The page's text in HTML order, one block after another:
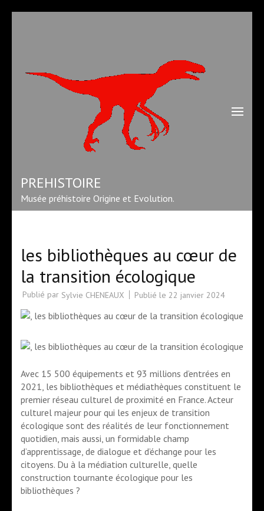
Entrée)
PREHISTOIRE
Musée préhistoire Origine et Evolution.
les bibliothèques au cœur de
la transition écologique
Publié par Sylvie CHENEAUX Publié le 22 janvier 2024
Avec 15 500 équipements et 93 millions d’entrées en
2021, les bibliothèques et médiathèques constituent le
premier réseau culturel de proximité en France. Acteur
culturel majeur pour qui les enjeux de transition
écologique sont des réalités de leur fonctionnement
quotidien, mais aussi, un formidable champ
d’apprentissage, de dialogue et d’échange pour les
citoyens. Du à la médiation culturelle, quelle
construction tournante écologique pour les
bibliothèques ?